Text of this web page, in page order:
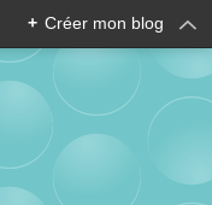
+ Créer mon blog